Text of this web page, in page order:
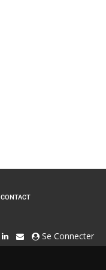
CONTACT
Se Connecter